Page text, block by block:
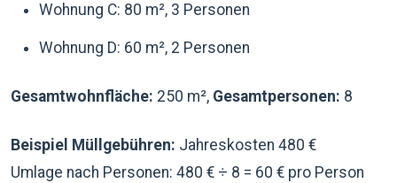
Wohnung C: 80 m², 3 Personen
Wohnung D: 60 m², 2 Personen
Gesamtwohnfläche: 250 m², Gesamtpersonen: 8
Beispiel Müllgebühren: Jahreskosten 480 €
Umlage nach Personen: 480 € ÷ 8 = 60 € pro Person